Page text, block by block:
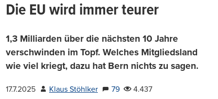
Die EU wird immer teurer
1,3 Milliarden über die nächsten 10 Jahre
verschwinden im Topf. Welches Mitgliedsland
wie viel kriegt, dazu hat Bern nichts zu sagen.
17.7.2025 Klaus Stöhlker 79
4.437